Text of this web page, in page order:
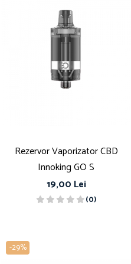
Rezervor Vaporizator CBD
Innoking GO S
19,00 Lei
(0)
-29%